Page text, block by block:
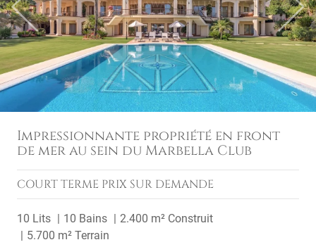
Previous Next
Impressionnante propriété en front
de mer au sein du Marbella Club
COURT TERME PRIX SUR DEMANDE
10 Lits 10 Bains
2.400 m² Construit
5.700 m² Terrain